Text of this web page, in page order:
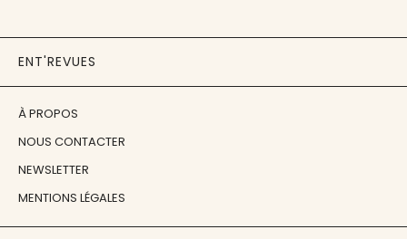
ENT'REVUES
À PROPOS
NOUS CONTACTER
NEWSLETTER
MENTIONS LÉGALES